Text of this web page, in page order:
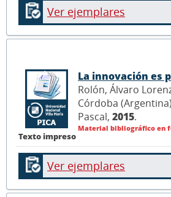
Ver ejemplares
Texto impreso
La innovación es
Rolón, Álvaro
Córdoba
Pascal, 2015.
Material bibliográfico en
Ver ejemplares